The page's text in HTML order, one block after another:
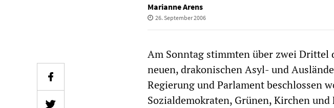
Marianne Arens
26. September 2006
Am Sonntag stimmten über zwei Drittel
neuen, drakonischen Asyl- und
Regierung und Parlament beschlossen
Sozialdemokraten, Grünen, Kirchen